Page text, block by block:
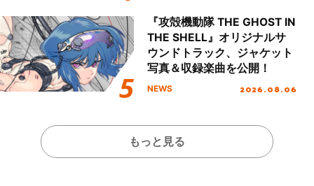
『攻殻機動隊 THE GHOST IN
THE SHELL』オリジナルサ
ウンドトラック、ジャケット
写真＆収録楽曲を公開！
NEWS 2026.08.06
もっと見る